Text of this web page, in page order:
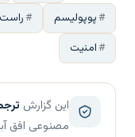
پوپولیسم
امنیت
این گزارش
مصنوعی افق